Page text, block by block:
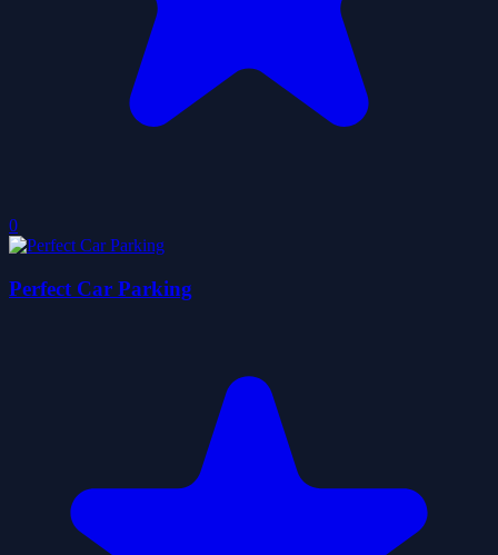
0
Perfect Car Parking